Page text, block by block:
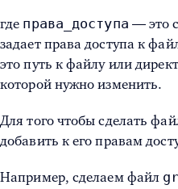
где права_доступа — это
задает права доступа к
это путь к файлу или
которой нужно изменить.
Для того чтобы сделать
добавить к его правам
Например, сделаем файл